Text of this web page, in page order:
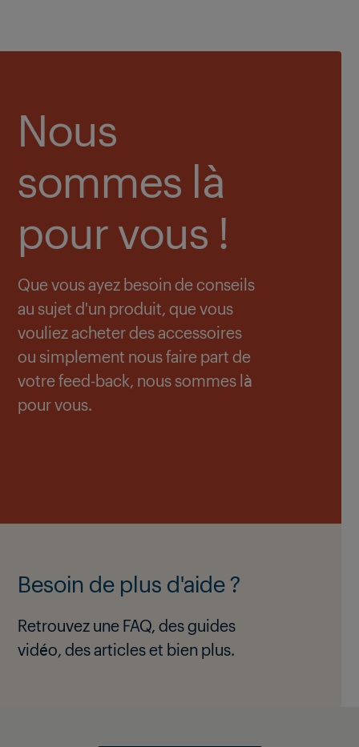
Nous
sommes là
pour vous !
Que vous ayez besoin de conseils
au sujet d'un produit, que vous
vouliez acheter des accessoires
ou simplement nous faire part de
votre feed-back, nous sommes là
pour vous.
Besoin de plus d'aide ?
Retrouvez une FAQ, des guides
vidéo, des articles et bien plus.